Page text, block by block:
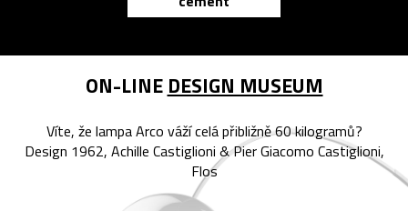
ON-LINE DESIGN MUSEUM
Víte, že lampa Arco váží celá přibližně 60 kilogramů?
Design 1962, Achille Castiglioni & Pier Giacomo Castiglioni,
Flos